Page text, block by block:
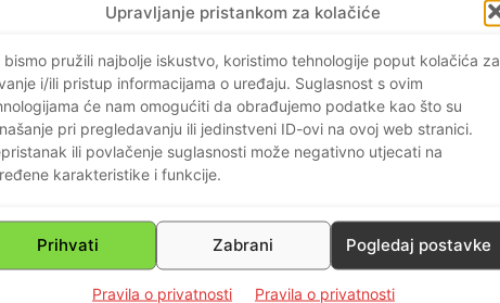
Upravljanje pristankom za kolačiće
bismo pružili najbolje iskustvo, koristimo tehnologije poput kolačića za
i/ili pristup informacijama o uređaju. Suglasnost s ovim
će nam omogućiti da obrađujemo podatke kao što su
pri pregledavanju ili jedinstveni ID-ovi na ovoj web stranici.
ili povlačenje suglasnosti može negativno utjecati na
karakteristike i funkcije.
Prihvati Zabrani Pogledaj postavke
Pravila o privatnosti Pravila o privatnosti
odreknuće od službe
o. Juana Antonija Guerrera
Caballero Ledo, aktualni
Svete Stolice.
osobnih razloga. U pismu koje je
godine operiran te da mu terapija